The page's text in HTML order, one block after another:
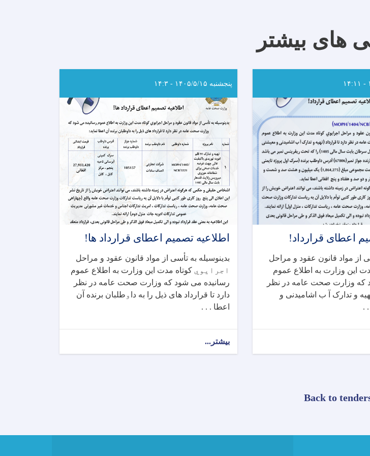
های بیشتر
اعطای قرارداد!
از مواد قانون عقود و مراحل
این وزارت به اطلاع عموم
که وزارت صحت عامه در نظر
و تدارک آ ب اشامیدنی و
.
پنجشنبه ۱۴۰۵/۵/۱۵ - ۱۴:۳
اطلاعیه تصمیم اعطای قرارداد ها!
بدینوسیله به تأسی از مواد قانون عقود و مراحل
اجرایوي کوتاه‌ مدت این وزارت به اطلاع عموم
رسانیده می شود که وزارت صحت عامه در نظر
دارد تا قرارداد های ذیل را به دا و طلبان برنده آن
اعطا . . .
بیشتر...
Back to